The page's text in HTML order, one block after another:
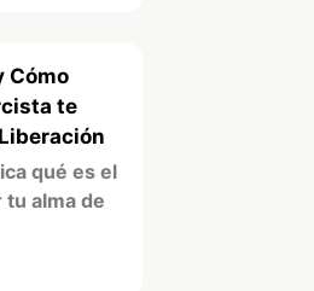
Cómo
te
qué es el
alma de